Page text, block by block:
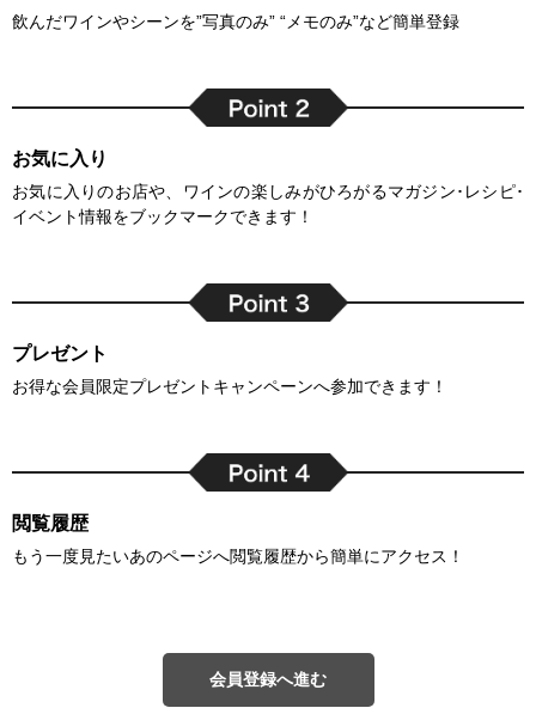
飲んだワインやシーンを”写真のみ” “メモのみ”など簡単登録
お気に入り
お気に入りのお店や、ワインの楽しみがひろがるマガジン･レシピ･
イベント情報をブックマークできます！
プレゼント
お得な会員限定プレゼントキャンペーンへ参加できます！
閲覧履歴
もう一度見たいあのページへ閲覧履歴から簡単にアクセス！
会員登録へ進む